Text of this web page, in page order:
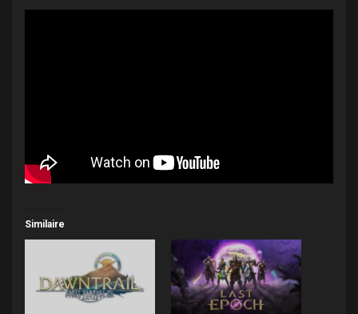
Similaire